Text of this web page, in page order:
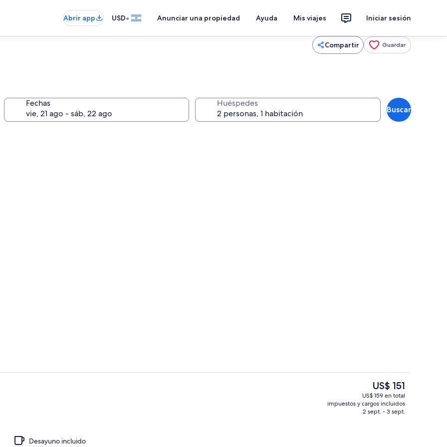
Abrir app USD• Anunciar una propiedad Ayuda Mis viajes Iniciar sesión
Compartir Guardar
Fechas Huéspedes
Buscar
Exterior
Desayuno incluido
El
precio
actual
es
US$ 151
US$ 159 en total
impuestos y cargos incluidos
2 sept. - 3 sept.